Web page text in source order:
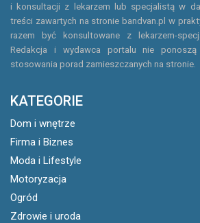
i konsultacji z lekarzem lub specjalistą w
treści zawartych na stronie bandvan.pl w
razem być konsultowane z lekarzem-
Redakcja i wydawca portalu nie
stosowania porad zamieszczanych na stronie.
KATEGORIE
Dom i wnętrze
Firma i Biznes
Moda i Lifestyle
Motoryzacja
Ogród
Zdrowie i uroda